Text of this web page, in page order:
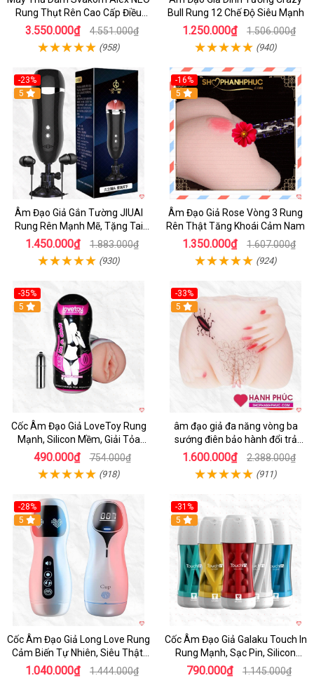
Rung Thụt Rên Cao Cấp Điều
Khiển App
3.550.000₫ 4.551.000₫
(958)
Bull Rung 12 Chế Độ Siêu Mạnh
1.250.000₫ 1.506.000₫
(940)
-23%
5
Âm Đạo Giả Gắn Tường JIUAI
Rung Rên Mạnh Mẽ, Tặng Tai
Nghe
1.450.000₫ 1.883.000₫
(930)
-16%
5
Âm Đạo Giả Rose Vòng 3 Rung
Rên Thật Tăng Khoái Cảm Nam
1.350.000₫ 1.607.000₫
(924)
-35%
5
Cốc Âm Đạo Giả LoveToy Rung
Mạnh, Silicon Mềm, Giải Tỏa
Sinh Lý
490.000₫ 754.000₫
(918)
-33%
5
âm đạo giả đa năng vòng ba
sướng điên bảo hành đổi trả
nhanh
1.600.000₫ 2.388.000₫
(911)
-28%
5
Cốc Âm Đạo Giả Long Love Rung
Cảm Biến Tự Nhiên, Siêu Thật,
Sướng
1.040.000₫ 1.444.000₫
-31%
Hot
5
Cốc Âm Đạo Giả Galaku Touch In
Rung Mạnh, Sạc Pin, Silicon
Mềm
790.000₫ 1.145.000₫